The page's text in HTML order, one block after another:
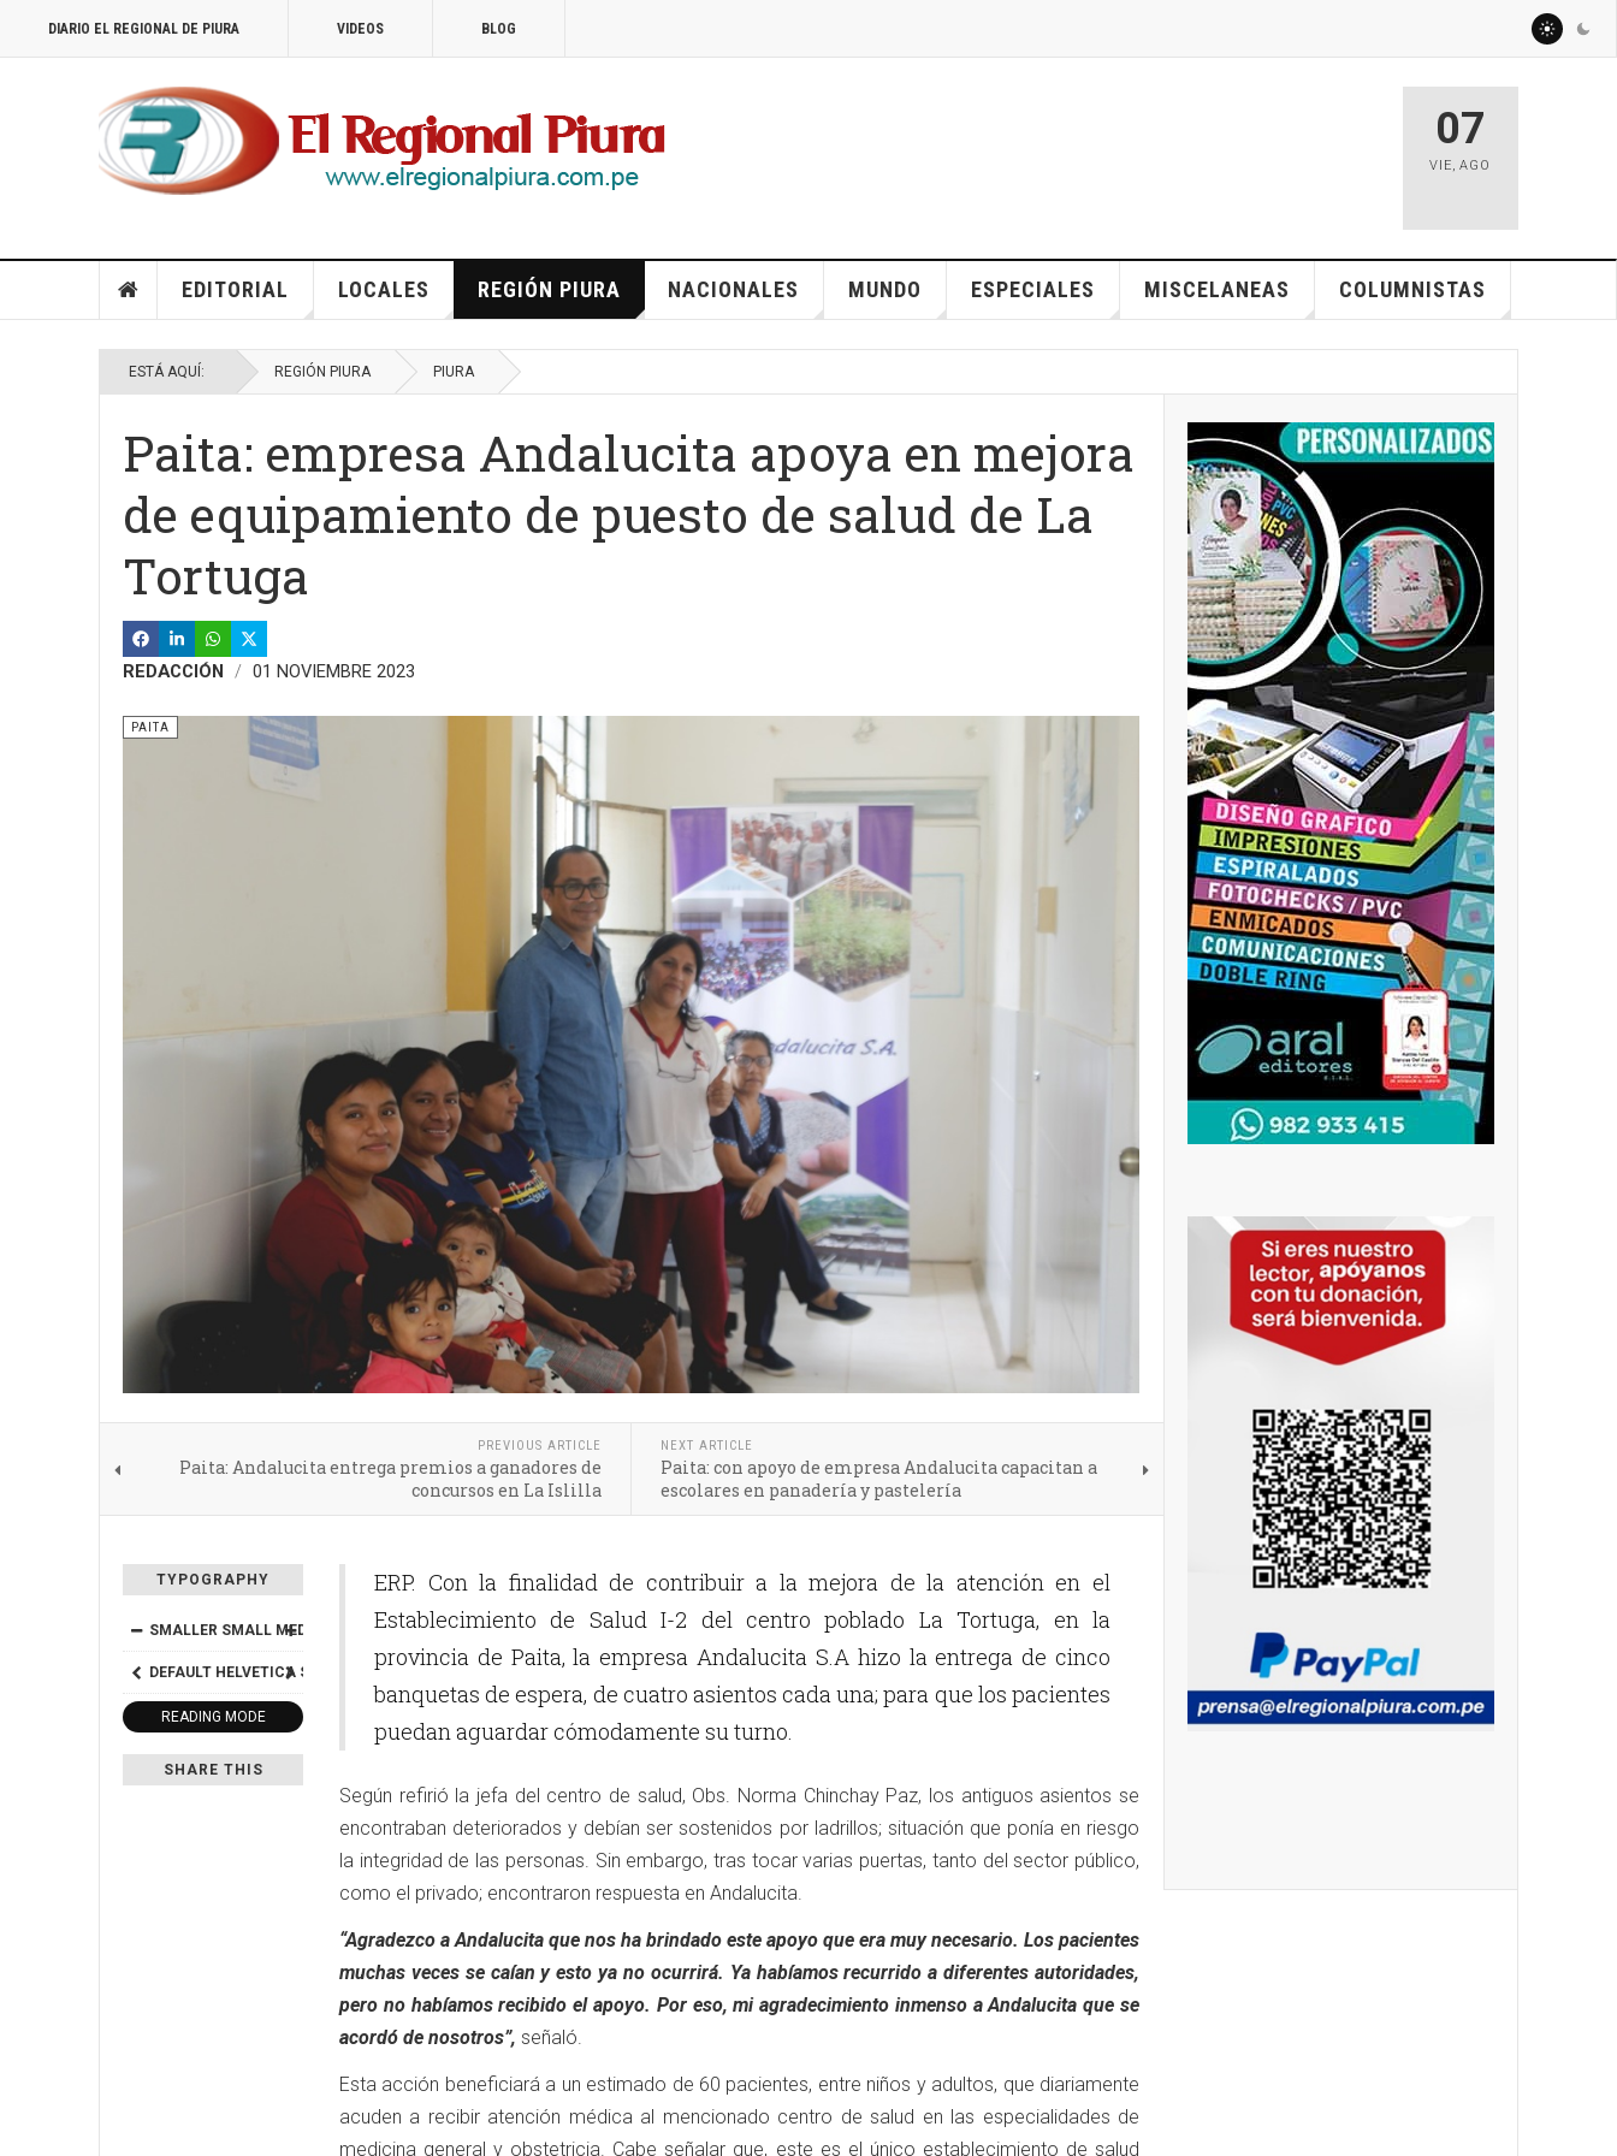
DIARIO EL REGIONAL DE PIURA VIDEOS BLOG
07
VIE,AGO
EDITORIAL LOCALES REGIÓN PIURA NACIONALES MUNDO ESPECIALES MISCELANEAS COLUMNISTAS
ESTÁ AQUÍ: REGIÓN PIURA PIURA
Paita: empresa Andalucita apoya en mejora
de equipamiento de puesto de salud de La
Tortuga
REDACCIÓN 01 NOVIEMBRE 2023
PAITA
PREVIOUS ARTICLE
Paita: Andalucita entrega premios a ganadores de
concursos en La Islilla
NEXT ARTICLE
Paita: con apoyo de empresa Andalucita capacitan a
escolares en panadería y pastelería
TYPOGRAPHY
SMALLER SMALL MEDIUM BIGGER
DEFAULT HELVETICA SEGOE GEORGIA
READING MODE
SHARE THIS
ERP. Con la finalidad de contribuir a la mejora de la atención en el
Establecimiento de Salud I-2 del centro poblado La Tortuga, en la
provincia de Paita, la empresa Andalucita S.A hizo la entrega de cinco
banquetas de espera, de cuatro asientos cada una; para que los pacientes
puedan aguardar cómodamente su turno.
Según refirió la jefa del centro de salud, Obs. Norma Chinchay Paz, los antiguos asientos se
encontraban deteriorados y debían ser sostenidos por ladrillos; situación que ponía en riesgo
la integridad de las personas. Sin embargo, tras tocar varias puertas, tanto del sector público,
como el privado; encontraron respuesta en Andalucita.
“Agradezco a Andalucita que nos ha brindado este apoyo que era muy necesario. Los pacientes
muchas veces se caían y esto ya no ocurrirá. Ya habíamos recurrido a diferentes autoridades,
pero no habíamos recibido el apoyo. Por eso, mi agradecimiento inmenso a Andalucita que se
acordó de nosotros”, señaló.
Esta acción beneficiará a un estimado de 60 pacientes, entre niños y adultos, que diariamente
acuden a recibir atención médica al mencionado centro de salud en las especialidades de
medicina general y obstetricia. Cabe señalar que, este es el único establecimiento de salud